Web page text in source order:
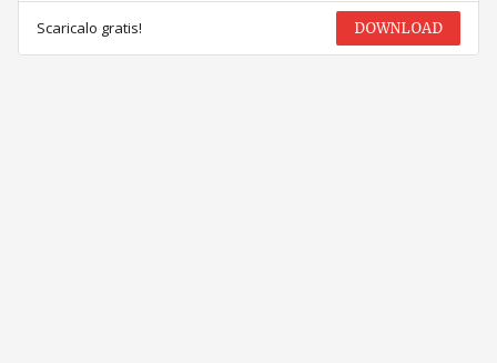
Scaricalo gratis! DOWNLOAD